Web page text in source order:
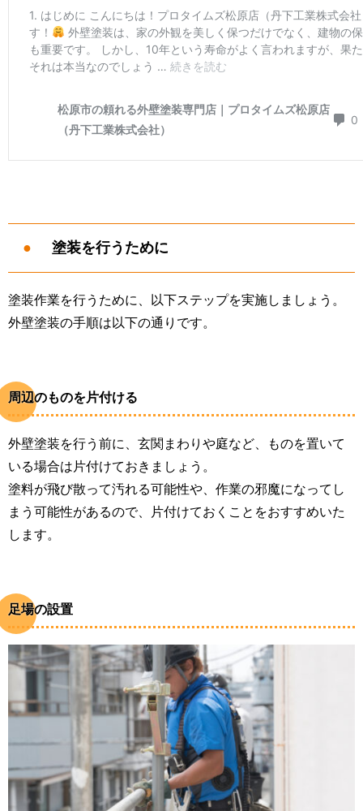
塗装を行うために
塗装作業を行うために、以下ステップを実施しましょう。
外壁塗装の手順は以下の通りです。
周辺のものを片付ける
外壁塗装を行う前に、玄関まわりや庭など、ものを置いて
いる場合は片付けておきましょう。
塗料が飛び散って汚れる可能性や、作業の邪魔になってし
まう可能性があるので、片付けておくことをおすすめいた
します。
足場の設置